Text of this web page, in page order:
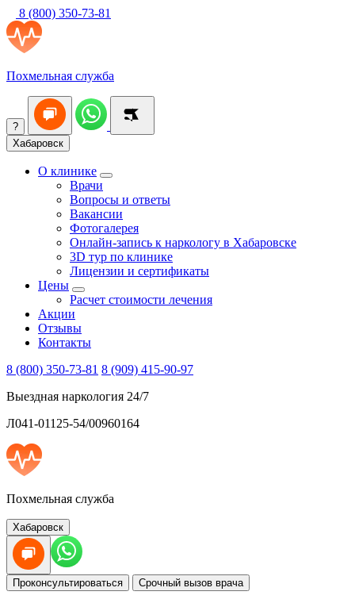
8 (800) 350-73-81
Похмельная служба
?
Хабаровск
О клинике
Врачи
Вопросы и ответы
Вакансии
Фотогалерея
Онлайн-запись к наркологу в Хабаровске
3D тур по клинике
Лицензии и сертификаты
Цены
Расчет стоимости лечения
Акции
Отзывы
Контакты
8 (800) 350-73-81 8 (909) 415-90-97
Выездная наркология 24/7
Л041-01125-54/00960164
Похмельная служба
Хабаровск
Проконсультироваться Срочный вызов врача